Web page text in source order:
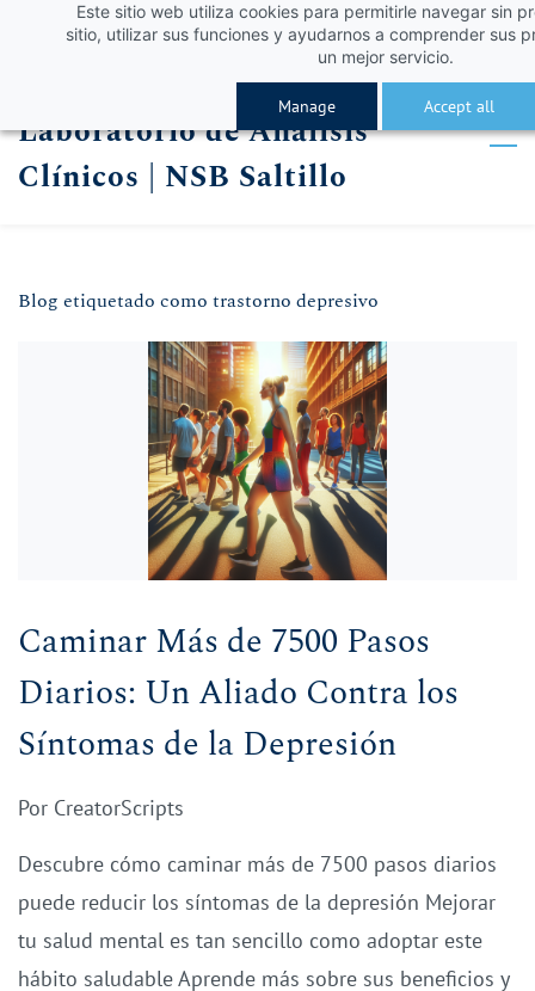
Este sitio web utiliza cookies para permitirle navegar sin
sitio, utilizar sus funciones y ayudarnos a comprender sus
un mejor servicio.
Manage Accept all
content
Iniciar sesión
Registro
Laboratorio de Análisis
Clínicos | NSB Saltillo
Blog etiquetado como trastorno depresivo
Caminar Más de 7500 Pasos
Diarios: Un Aliado Contra los
Síntomas de la Depresión
Por CreatorScripts
Descubre cómo caminar más de 7500 pasos diarios
puede reducir los síntomas de la depresión Mejorar
tu salud mental es tan sencillo como adoptar este
hábito saludable Aprende más sobre sus beneficios y
¡Obtén un 10% de descuento con el código